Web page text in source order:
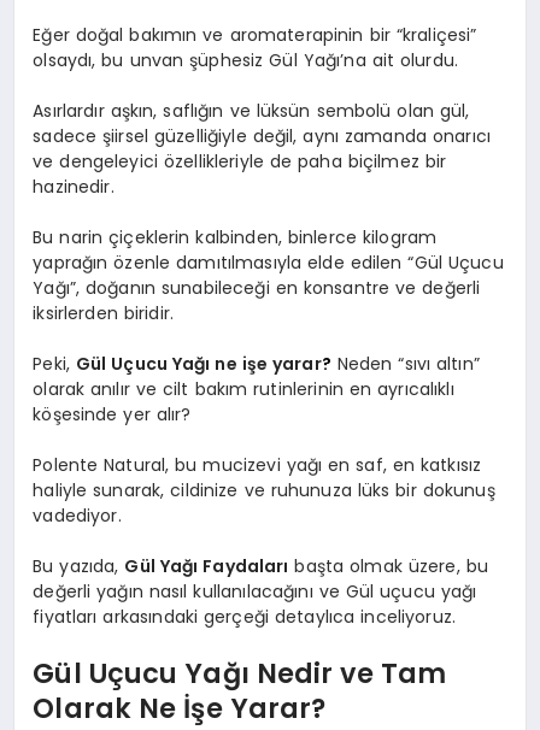
Eğer doğal bakımın ve aromaterapinin bir “kraliçesi”
olsaydı, bu unvan şüphesiz Gül Yağı’na ait olurdu.
Asırlardır aşkın, saflığın ve lüksün sembolü olan gül,
sadece şiirsel güzelliğiyle değil, aynı zamanda onarıcı
ve dengeleyici özellikleriyle de paha biçilmez bir
hazinedir.
Bu narin çiçeklerin kalbinden, binlerce kilogram
yaprağın özenle damıtılmasıyla elde edilen “Gül Uçucu
Yağı”, doğanın sunabileceği en konsantre ve değerli
iksirlerden biridir.
Peki, Gül Uçucu Yağı ne işe yarar? Neden “sıvı altın”
olarak anılır ve cilt bakım rutinlerinin en ayrıcalıklı
köşesinde yer alır?
Polente Natural, bu mucizevi yağı en saf, en katkısız
haliyle sunarak, cildinize ve ruhunuza lüks bir dokunuş
vadediyor.
Bu yazıda, Gül Yağı Faydaları başta olmak üzere, bu
değerli yağın nasıl kullanılacağını ve Gül uçucu yağı
fiyatları arkasındaki gerçeği detaylıca inceliyoruz.
Gül Uçucu Yağı Nedir ve Tam
Olarak Ne İşe Yarar?